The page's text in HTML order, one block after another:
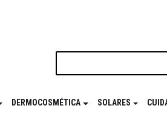
DERMOCOSMÉTICA SOLARES